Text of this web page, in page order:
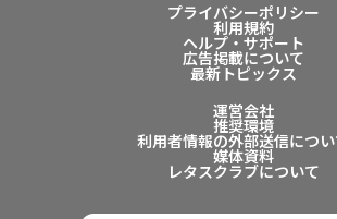
プライバシーポリシー
利用規約
ヘルプ・サポート
広告掲載について
最新トピックス
運営会社
推奨環境
利用者情報の外部送信につ
媒体資料
レタスクラブについて